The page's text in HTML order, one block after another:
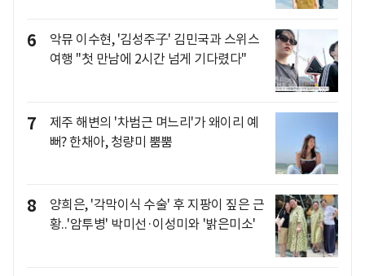
6
악뮤 이수현, '김성주子' 김민국과 스위스
여행 "첫 만남에 2시간 넘게 기다렸다"
7
제주 해변의 '차범근 며느리'가 왜이리 예
뻐? 한채아, 청량미 뿜뿜
8
양희은, '각막이식 수술' 후 지팡이 짚은 근
황..'암투병' 박미선·이성미와 '밝은미소'